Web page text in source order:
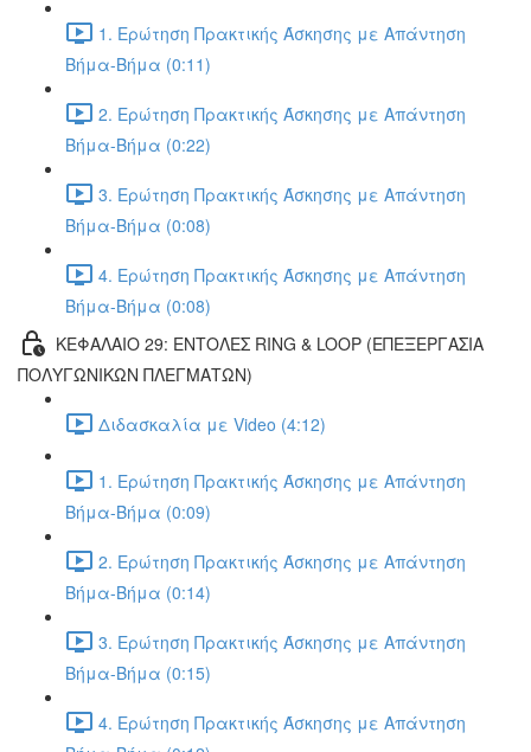
1. Ερώτηση Πρακτικής Άσκησης με Απάντηση
Βήμα-Βήμα (0:11)
2. Ερώτηση Πρακτικής Άσκησης με Απάντηση
Βήμα-Βήμα (0:22)
3. Ερώτηση Πρακτικής Άσκησης με Απάντηση
Βήμα-Βήμα (0:08)
4. Ερώτηση Πρακτικής Άσκησης με Απάντηση
Βήμα-Βήμα (0:08)
ΚΕΦΑΛΑΙΟ 29: ΕΝΤΟΛΕΣ RING & LOOP (ΕΠΕΞΕΡΓΑΣΙΑ
ΠΟΛΥΓΩΝΙΚΩΝ ΠΛΕΓΜΑΤΩΝ)
Διδασκαλία με Video (4:12)
1. Ερώτηση Πρακτικής Άσκησης με Απάντηση
Βήμα-Βήμα (0:09)
2. Ερώτηση Πρακτικής Άσκησης με Απάντηση
Βήμα-Βήμα (0:14)
3. Ερώτηση Πρακτικής Άσκησης με Απάντηση
Βήμα-Βήμα (0:15)
4. Ερώτηση Πρακτικής Άσκησης με Απάντηση